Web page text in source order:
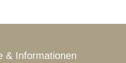
& Informationen